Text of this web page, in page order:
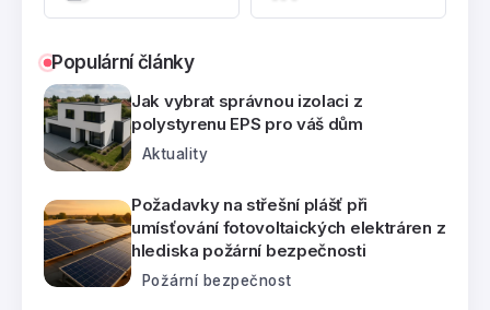
Populární články
Jak vybrat správnou izolaci z
polystyrenu EPS pro váš dům
Aktuality
Požadavky na střešní plášť při
umísťování fotovoltaických elektráren z
hlediska požární bezpečnosti
Požární bezpečnost